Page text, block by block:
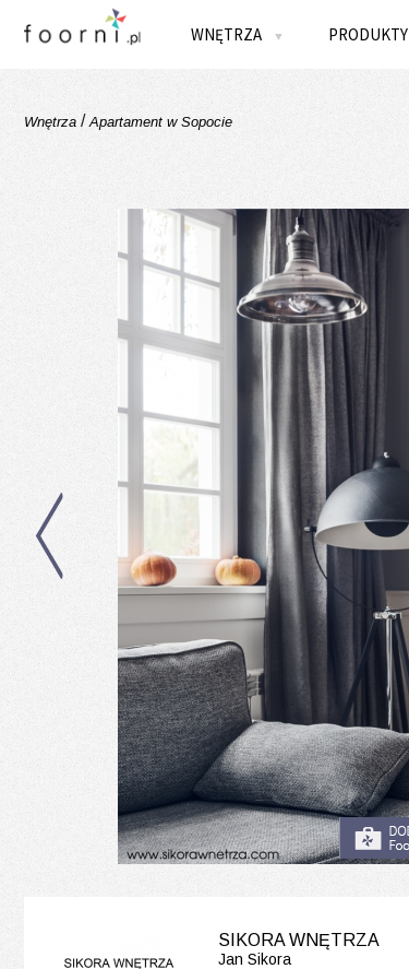
WNĘTRZA ▼ PRODUKTY
Wnętrza / Apartament w Sopocie
SIKORA WNĘTRZA
Jan Sikora